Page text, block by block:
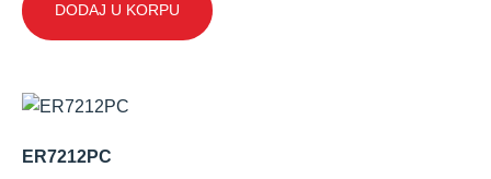
DODAJ U KORPU
ER7212PC